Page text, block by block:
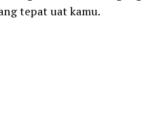
tepat uat kamu.